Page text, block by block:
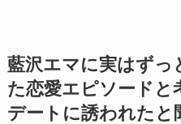
藍沢エマに実はずっ
た恋愛エピソード
デートに誘われたと